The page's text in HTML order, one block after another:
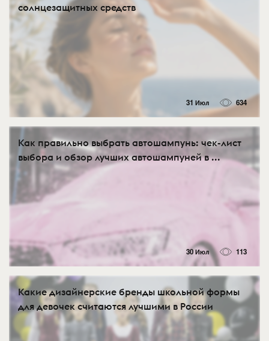
солнцезащитных средств
31 Июл 634
Как правильно выбрать автошампунь: чек-лист
выбора и обзор лучших автошампуней в ...
30 Июл 113
Какие дизайнерские бренды школьной формы
для девочек считаются лучшими в России